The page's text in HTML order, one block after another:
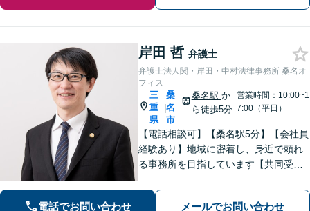
岸田 哲 弁護士
弁護士法人関・岸田・中村法律事務所 桑名オ
フィス
三
重
県
|
桑
名
市
桑名駅 か
ら徒歩5分
営業時間：10:00~1
7:00（平日）
【電話相談可】【桑名駅5分】【会社員
経験あり】地域に密着し、身近で頼れ
る事務所を目指しています【共同受任
全力を尽くします。一人で悩まず、お
電話でお問い合わせ メールでお問い合わせ